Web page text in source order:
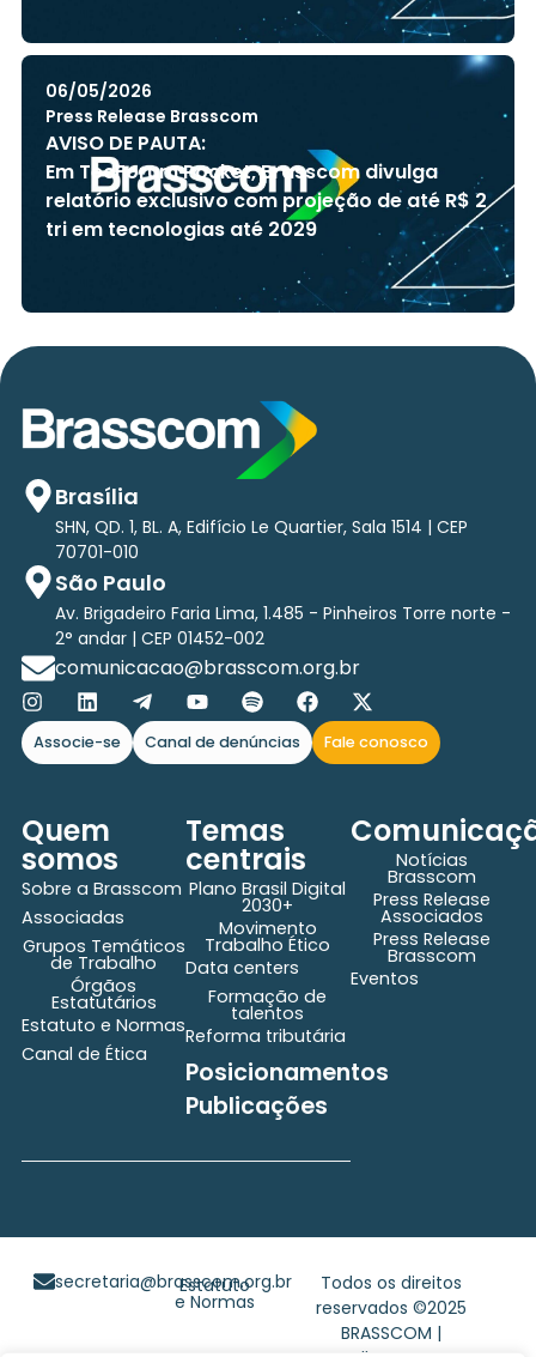
06/05/2026
Press Release Brasscom
AVISO DE PAUTA:
Em TecForum Pocket, Brasscom divulga
relatório exclusivo com projeção de até R$ 2
tri em tecnologias até 2029
Brasília
SHN, QD. 1, BL. A, Edifício Le Quartier, Sala 1514 | CEP
70701-010
São Paulo
Av. Brigadeiro Faria Lima, 1.485 - Pinheiros Torre norte -
2° andar | CEP 01452-002
comunicacao@brasscom.org.br
Associe-se Canal de denúncias Fale conosco
Quem
somos
Sobre a Brasscom
Associadas
Grupos Temáticos
de Trabalho
Órgãos
Estatutários
Estatuto e Normas
Canal de Ética
Temas
centrais
Plano Brasil Digital
2030+
Movimento
Trabalho Ético
Data centers
Formação de
talentos
Reforma tributária
Posicionamentos
Publicações
Notícias
Brasscom
Press Release
Associados
Press Release
Brasscom
Eventos
Todos os direitos
reservados ©2025
BRASSCOM |
secretaria@brasscom.org.br
Estatuto
e Normas